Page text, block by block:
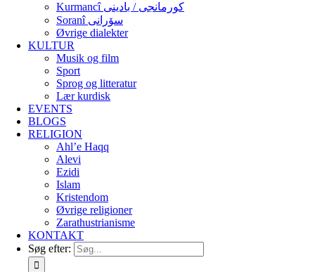
Kurmancî کورمانجی / بادینی
Soranî سۆرانی
Øvrige dialekter
KULTUR
Musik og film
Sport
Sprog og litteratur
Lær kurdisk
EVENTS
BLOGS
RELIGION
Ahl’e Haqq
Alevi
Ezidi
Islam
Kristendom
Øvrige religioner
Zarathustrianisme
KONTAKT
Søg efter: